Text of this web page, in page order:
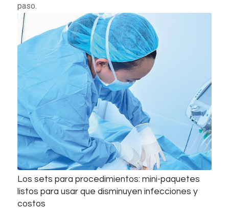
paso.
Los sets para procedimientos: mini-paquetes
listos para usar que disminuyen infecciones y
costos